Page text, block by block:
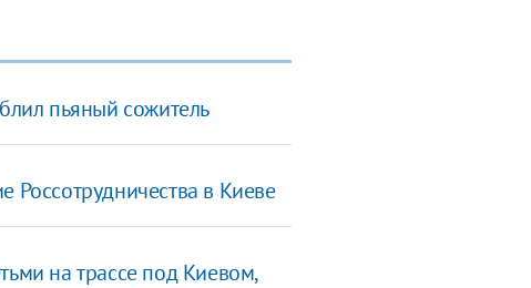
пьяный сожитель
Россотрудничества в Киеве
на трассе под Киевом,